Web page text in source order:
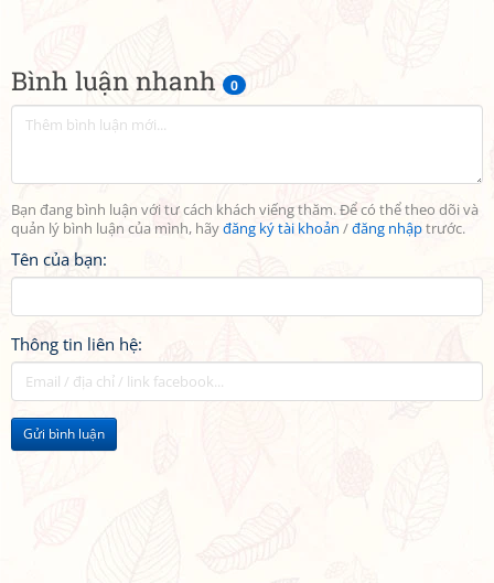
Bình luận nhanh 0
Bạn đang bình luận với tư cách khách viếng thăm. Để có thể theo dõi và
quản lý bình luận của mình, hãyđăng ký tài khoản /đăng nhậptrước.
Tên của bạn:
Thông tin liên hệ:
Gửi bình luận